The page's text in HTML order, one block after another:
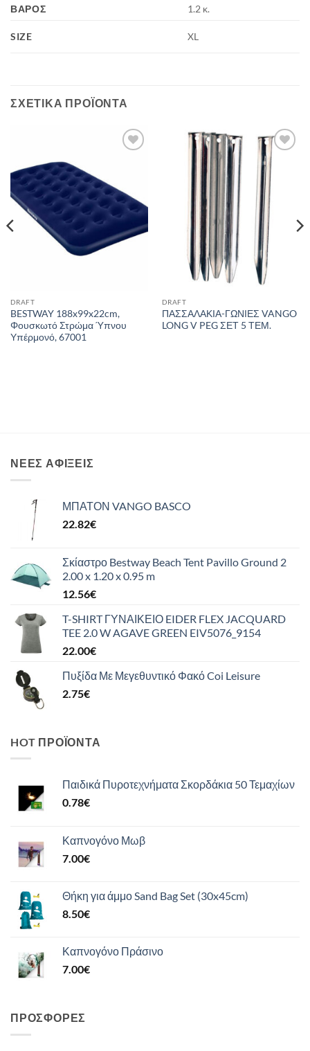
ΒΆΡΟΣ 1.2 κ.
SIZE XL
ΣΧΕΤΙΚΆ ΠΡΟΪΌΝΤΑ
DRAFT
BESTWAY 188x99x22cm,
Φουσκωτό Στρώμα Ύπνου
Υπέρμονό, 67001
Add to
wishlist
DRAFT
ΠΑΣΣΑΛΑΚΙΑ-ΓΩΝΙΕΣ VANGO
LONG V PEG ΣΕΤ 5 ΤΕΜ.
ΝΈΕΣ ΑΦΊΞΕΙΣ
ΜΠΑΤΟΝ VANGO BASCO
22.82€
Σκίαστρο Bestway Beach Tent Pavillo Ground 2
2.00 x 1.20 x 0.95 m
12.56€
T-SHIRT ΓΥΝΑΙΚΕΙΟ EIDER FLEX JACQUARD
TEE 2.0 W AGAVE GREEN EIV5076_9154
22.00€
Πυξίδα Με Μεγεθυντικό Φακό Coi Leisure
2.75€
HOT ΠΡΟΪΌΝΤΑ
Παιδικά Πυροτεχνήματα Σκορδάκια 50 Τεμαχίων
0.78€
Καπνογόνο Μωβ
7.00€
Θήκη για άμμο Sand Bag Set (30x45cm)
8.50€
Καπνογόνο Πράσινο
7.00€
ΠΡΟΣΦΟΡΈΣ